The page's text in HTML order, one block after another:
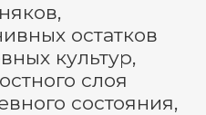
остатков
культур,
слоя
состояния,